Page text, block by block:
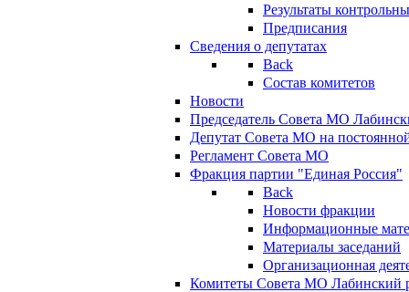
Результаты
Предписания
Сведения о депутатах
Back
Состав комитетов
Новости
Председатель Совета МО
Депутат Совета МО на
Регламент Совета МО
Фракция партии "Единая Россия"
Back
Новости фракции
Информационные
Материалы заседаний
Организационная
Комитеты Совета МО Лабинский